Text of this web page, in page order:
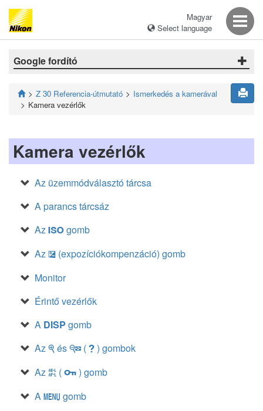
Magyar
Select language
Google fordító
Z 30 Referencia-útmutató
Ismerkedés a kamerával
Kamera vezérlők
Kamera vezérlők
Az üzemmódválasztó tárcsa
A parancs tárcsáz
Az S gomb
Az E (expozíciókompenzáció) gomb
Monitor
Érintő vezérlők
A DISP gomb
Az X és W ( Q ) gombok
Az A ( g ) gomb
A G gomb